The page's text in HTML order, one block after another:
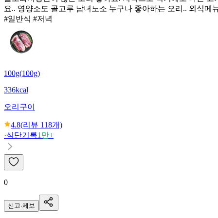
요.. 영양소도 골고루 남녀노소 누구나 좋아하는 오리.. 외식메
#일반식 #저녁
100g(100g)
336kcal
오리구이
4.8(리뷰 118개)
·식단기록1만+
0
신고·제보